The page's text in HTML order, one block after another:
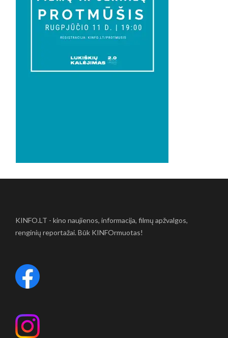
KINFO.LT - kino naujienos, informacija, filmų apžvalgos,
renginių reportažai. Būk KINFOrmuotas!